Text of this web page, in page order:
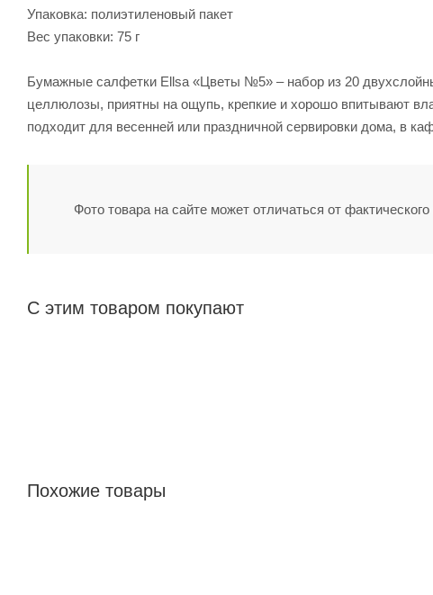
Упаковка: полиэтиленовый пакет
Вес упаковки: 75 г
Бумажные салфетки Ellsa «Цветы №5» – набор из 20
целлюлозы, приятны на ощупь, крепкие и хорошо впитывают
подходит для весенней или праздничной сервировки дома, в
Фото товара на сайте может отличаться от
С этим товаром покупают
Похожие товары